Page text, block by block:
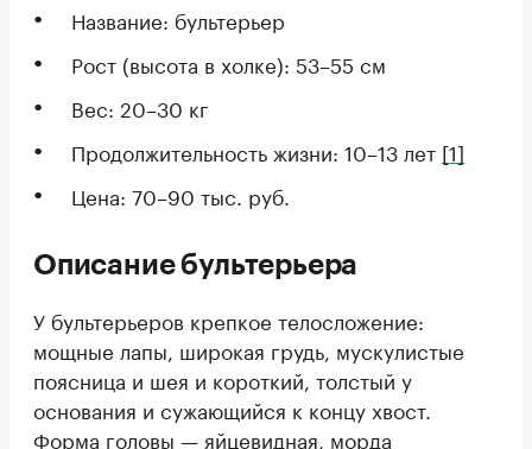
Название: бультерьер
Рост (высота в холке): 53–55 см
Вес: 20–30 кг
Продолжительность жизни: 10–13 лет [1]
Цена: 70–90 тыс. руб.
Описание бультерьера
У бультерьеров крепкое телосложение:
мощные лапы, широкая грудь, мускулистые
поясница и шея и короткий, толстый у
основания и сужающийся к концу хвост.
Форма головы — яйцевидная, морда